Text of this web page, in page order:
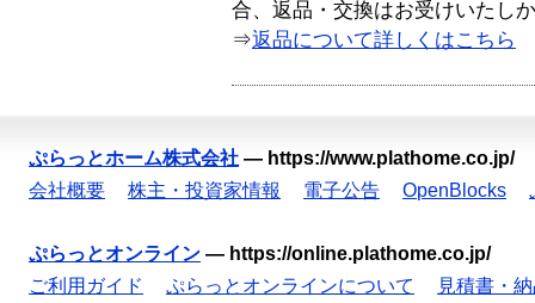
合、返品・交換はお受けいたし
⇒返品について詳しくはこちら
ぷらっとホーム株式会社 — https://www.plathome.co.jp/
会社概要
株主・投資家情報 電子公告 OpenBlocks
ぷらっとオンライン — https://online.plathome.co.jp/
ご利用ガイド
ぷらっとオンラインについて
見積書・